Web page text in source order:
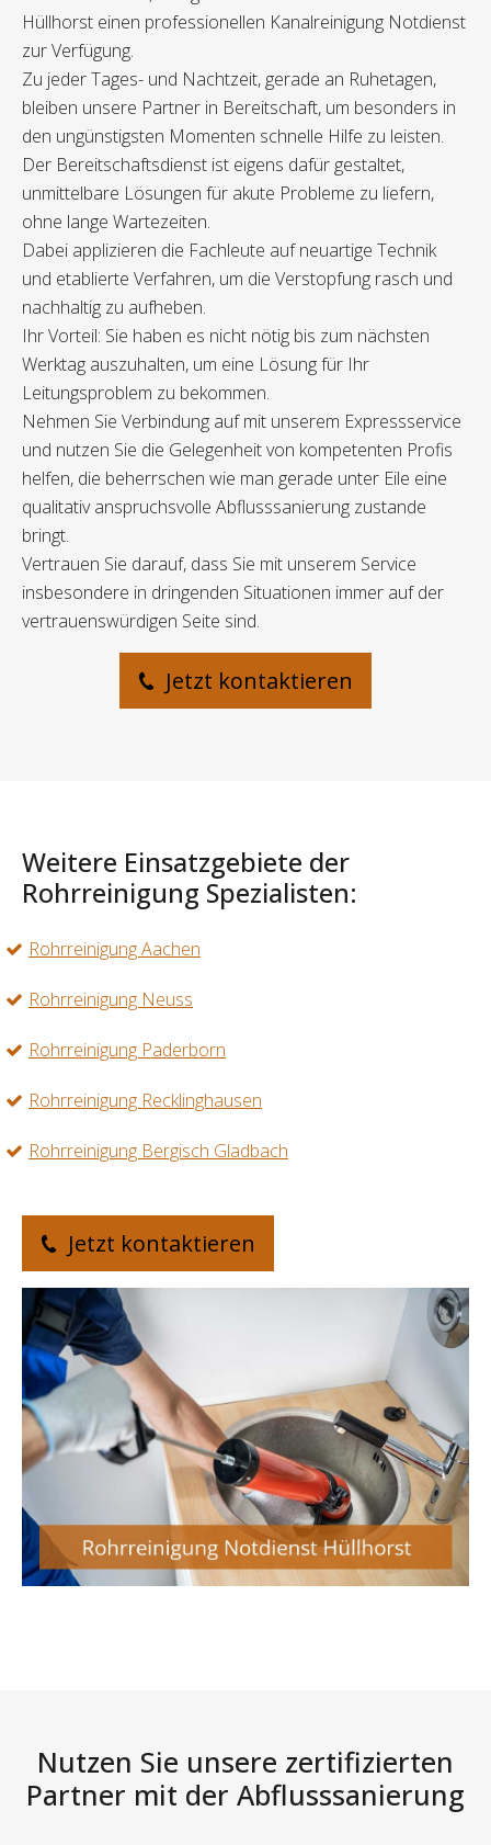
Hüllhorst einen professionellen Kanalreinigung Notdienst
zur Verfügung.
Zu jeder Tages- und Nachtzeit, gerade an Ruhetagen,
bleiben unsere Partner in Bereitschaft, um besonders in
den ungünstigsten Momenten schnelle Hilfe zu leisten.
Der Bereitschaftsdienst ist eigens dafür gestaltet,
unmittelbare Lösungen für akute Probleme zu liefern,
ohne lange Wartezeiten.
Dabei applizieren die Fachleute auf neuartige Technik
und etablierte Verfahren, um die Verstopfung rasch und
nachhaltig zu aufheben.
Ihr Vorteil: Sie haben es nicht nötig bis zum nächsten
Werktag auszuhalten, um eine Lösung für Ihr
Leitungsproblem zu bekommen.
Nehmen Sie Verbindung auf mit unserem Expressservice
und nutzen Sie die Gelegenheit von kompetenten Profis
helfen, die beherrschen wie man gerade unter Eile eine
qualitativ anspruchsvolle Abflusssanierung zustande
bringt.
Vertrauen Sie darauf, dass Sie mit unserem Service
insbesondere in dringenden Situationen immer auf der
vertrauenswürdigen Seite sind.
Jetzt kontaktieren
Weitere Einsatzgebiete der
Rohrreinigung Spezialisten:
Rohrreinigung Aachen
Rohrreinigung Neuss
Rohrreinigung Paderborn
Rohrreinigung Recklinghausen
Rohrreinigung Bergisch Gladbach
Jetzt kontaktieren
Nutzen Sie unsere zertifizierten
Partner mit der Abflusssanierung